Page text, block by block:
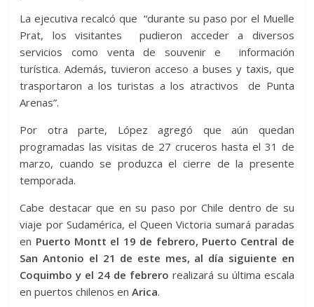
La ejecutiva recalcó que “durante su paso por el Muelle
Prat, los visitantes pudieron acceder a diversos
servicios como venta de souvenir e información
turística. Además, tuvieron acceso a buses y taxis, que
trasportaron a los turistas a los atractivos de Punta
Arenas”.
Por otra parte, López agregó que aún quedan
programadas las visitas de 27 cruceros hasta el 31 de
marzo, cuando se produzca el cierre de la presente
temporada.
Cabe destacar que en su paso por Chile dentro de su
viaje por Sudamérica, el Queen Victoria sumará paradas
en Puerto Montt el 19 de febrero, Puerto Central de
San Antonio el 21 de este mes, al día siguiente en
Coquimbo y el 24 de febrero realizará su última escala
en puertos chilenos enArica.